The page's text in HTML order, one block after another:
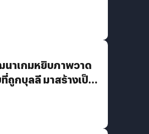
บ
าเกมหยิบภาพวาด
ถูกบุลลี มาสร้างเป็น